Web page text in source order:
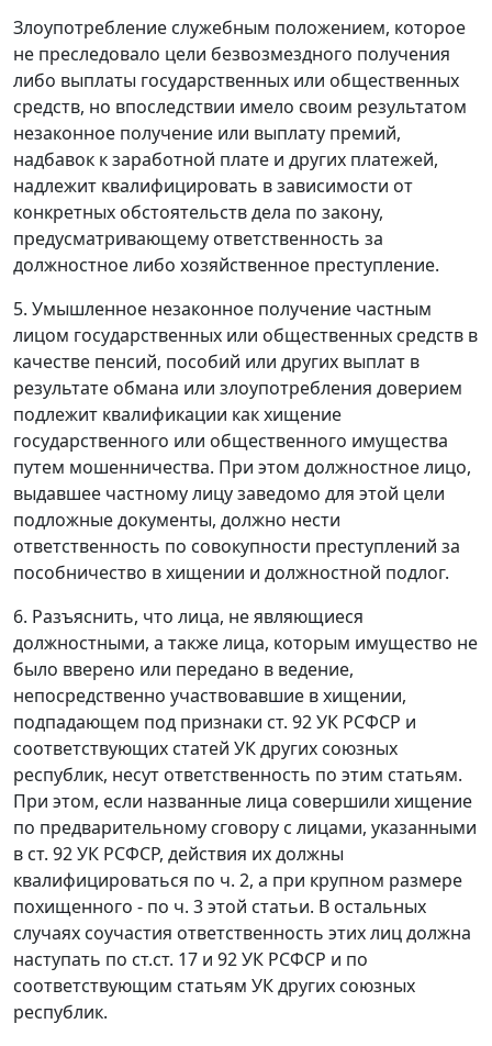
Злоупотребление служебным положением, которое
не преследовало цели безвозмездного получения
либо выплаты государственных или общественных
средств, но впоследствии имело своим результатом
незаконное получение или выплату премий,
надбавок к заработной плате и других платежей,
надлежит квалифицировать в зависимости от
конкретных обстоятельств дела по закону,
предусматривающему ответственность за
должностное либо хозяйственное преступление.
5. Умышленное незаконное получение частным
лицом государственных или общественных средств в
качестве пенсий, пособий или других выплат в
результате обмана или злоупотребления доверием
подлежит квалификации как хищение
государственного или общественного имущества
путем мошенничества. При этом должностное лицо,
выдавшее частному лицу заведомо для этой цели
подложные документы, должно нести
ответственность по совокупности преступлений за
пособничество в хищении и должностной подлог.
6. Разъяснить, что лица, не являющиеся
должностными, а также лица, которым имущество не
было вверено или передано в ведение,
непосредственно участвовавшие в хищении,
подпадающем под признаки ст. 92УК РСФСР и
соответствующих статей УК других союзных
республик, несут ответственность по этим статьям.
При этом, если названные лица совершили хищение
по предварительному сговору с лицами, указанными
в ст. 92УК РСФСР, действия их должны
квалифицироваться по ч. 2, а при крупном размере
похищенного - по ч. 3 этой статьи. В остальных
случаях соучастия ответственность этих лиц должна
наступать по ст.ст. 17 и 92УК РСФСР и по
соответствующим статьям УК других союзных
республик.